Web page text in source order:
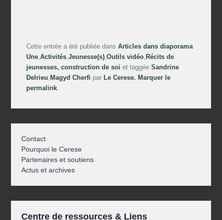
Cette entrée a été publiée dansArticles dans diaporama
Une ,Activités ,Jeunesse(s) ,Outils vidéo ,Récits de
jeunesses, construction de soi et taggéeSandrine
Delrieu ,Magyd Cherfi parLe Cerese. Marquer le
permalink
Contact
Pourquoi le Cerese
Partenaires et soutiens
Actus et archives
Centre de ressources & Liens